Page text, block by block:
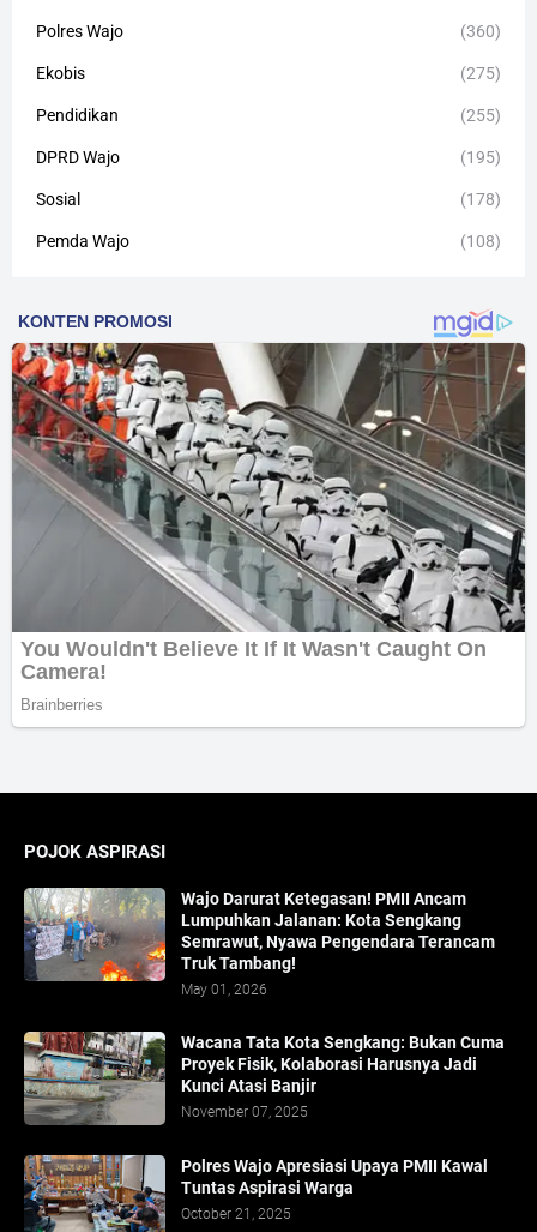
Polres Wajo (360)
Ekobis (275)
Pendidikan (255)
DPRD Wajo (195)
Sosial (178)
Pemda Wajo (108)
POJOK ASPIRASI
Wajo Darurat Ketegasan! PMII Ancam
Lumpuhkan Jalanan: Kota Sengkang
Semrawut, Nyawa Pengendara Terancam
Truk Tambang!
May 01, 2026
​Wacana Tata Kota Sengkang: Bukan Cuma
Proyek Fisik, Kolaborasi Harusnya Jadi
Kunci Atasi Banjir
November 07, 2025
Polres Wajo Apresiasi Upaya PMII Kawal
Tuntas Aspirasi Warga
October 21, 2025